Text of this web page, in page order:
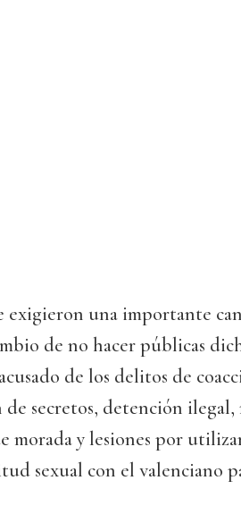
exigieron una importante
de no hacer públicas
de los delitos de
secretos, detención ilegal,
morada y lesiones por
sexual con el valenciano